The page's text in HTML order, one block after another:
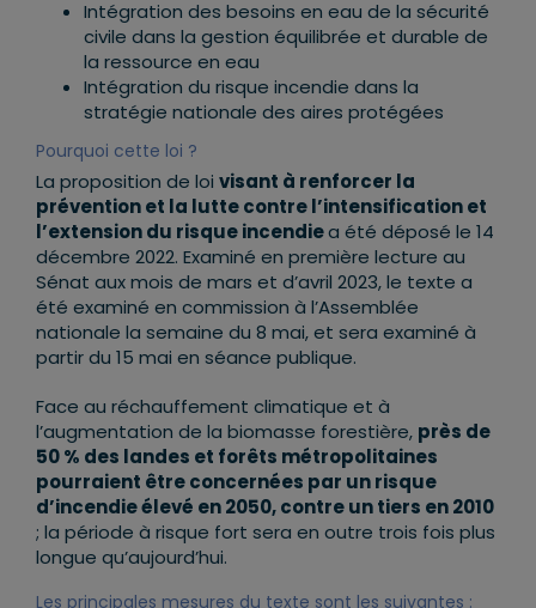
Intégration des besoins en eau de la sécurité
civile dans la gestion équilibrée et durable de
la ressource en eau
Intégration du risque incendie dans la
stratégie nationale des aires protégées
Pourquoi cette loi ?
La proposition de loi visant à renforcer la
prévention et la lutte contre l’intensification et
l’extension du risque incendiea été déposé le 14
décembre 2022. Examiné en première lecture au
Sénat aux mois de mars et d’avril 2023, le texte a
été examiné en commission à l’Assemblée
nationale la semaine du 8 mai, et sera examiné à
partir du 15 mai en séance publique.
Face au réchauffement climatique et à
l’augmentation de la biomasse forestière, près de
50 % des landes et forêts métropolitaines
pourraient être concernées par un risque
d’incendie élevé en 2050, contre un tiers en 2010
; la période à risque fort sera en outre trois fois plus
longue qu’aujourd’hui.
Les principales mesures du texte sont les suivantes :